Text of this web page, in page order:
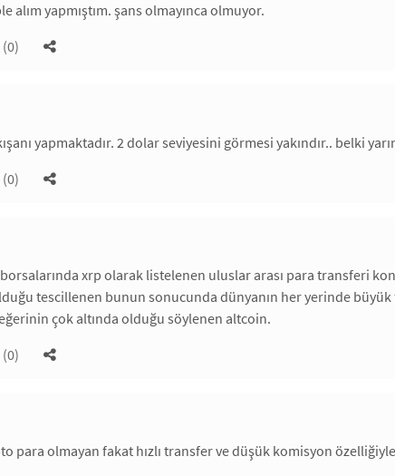
alım yapmıştım. şans olmayınca olmuyor.
(0)
yapmaktadır. 2 dolar seviyesini görmesi yakındır.. belki
(0)
xrp olarak listelenen uluslar arası para transferi
tescillenen bunun sonucunda dünyanın her yerinde büyük
çok altında olduğu söylenen altcoin.
(0)
para olmayan fakat hızlı transfer ve düşük komisyon